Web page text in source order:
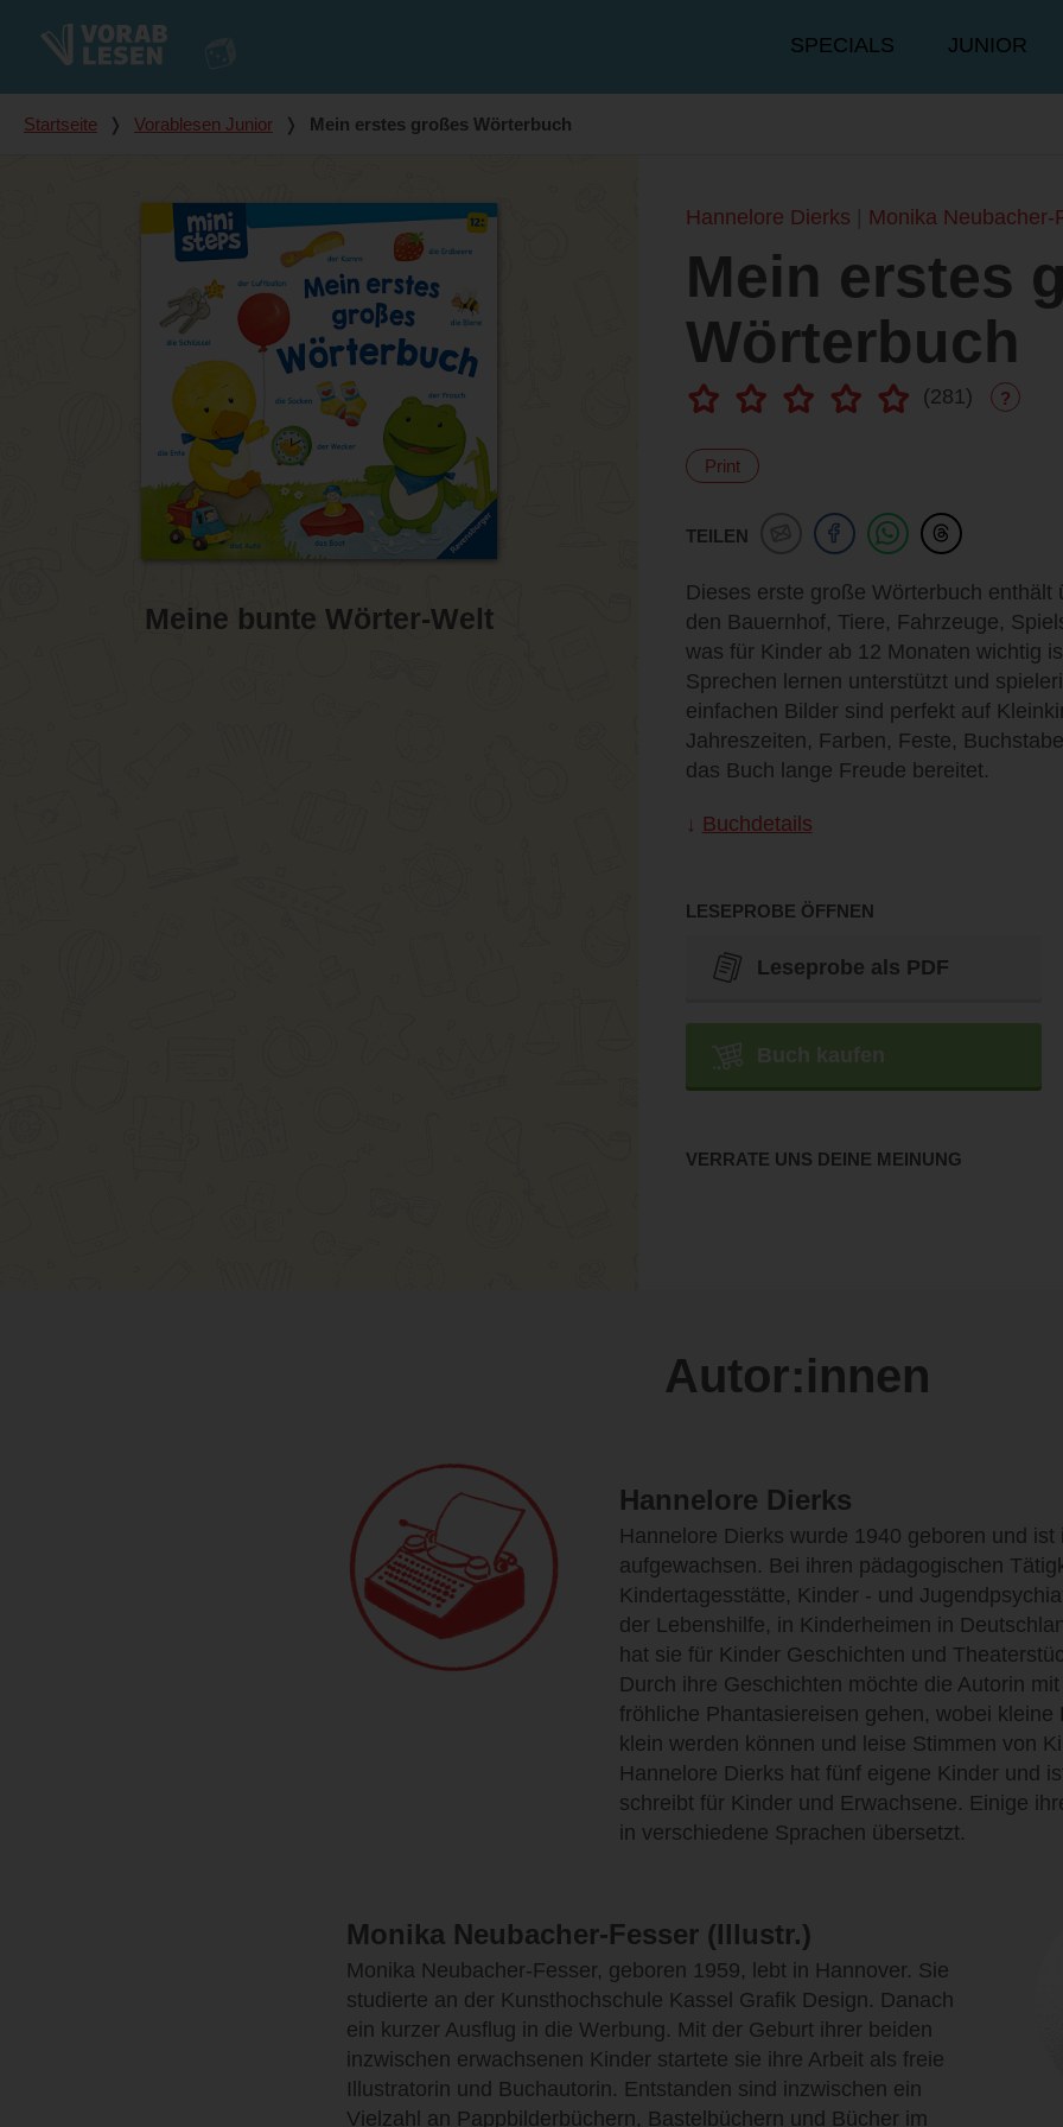
Hauptmenü
SPECIALS JUNIOR
Du bist hier
Startseite ❭ Vorablesen Junior ❭ Mein erstes großes Wörterbuch
Meine bunte Wörter-Welt
Hannelore Dierks Monika Neubacher-
Mein erstes
Wörterbuch
(281) ?
Print
TEILEN
Dieses erste große Wörterbuch
den Bauernhof, Tiere, Fahrzeuge,
was für Kinder ab 12 Monaten wichtig
Sprechen lernen unterstützt und
einfachen Bilder sind perfekt auf
Jahreszeiten, Farben, Feste,
das Buch lange Freude bereitet.
Buchdetails
LESEPROBE ÖFFNEN
Leseprobe als PDF
Buch kaufen
VERRATE UNS DEINE MEINUNG
Autor:innen
Hannelore Dierks
Hannelore Dierks wurde 1940 geboren und ist
aufgewachsen. Bei ihren pädagogischen
Kindertagesstätte, Kinder - und
der Lebenshilfe, in Kinderheimen in
hat sie für Kinder Geschichten und
Durch ihre Geschichten möchte die Autorin
fröhliche Phantasiereisen gehen, wobei
klein werden können und leise Stimmen von
Hannelore Dierks hat fünf eigene Kinder und
schreibt für Kinder und Erwachsene. Einige
in verschiedene Sprachen übersetzt.
Monika Neubacher-Fesser (Illustr.)
Monika Neubacher-Fesser, geboren 1959, lebt in Hannover. Sie
studierte an der Kunsthochschule Kassel Grafik Design. Danach
ein kurzer Ausflug in die Werbung. Mit der Geburt ihrer beiden
inzwischen erwachsenen Kinder startete sie ihre Arbeit als freie
Illustratorin und Buchautorin. Entstanden sind inzwischen ein
Vielzahl an Pappbilderbüchern, Bastelbüchern und Bücher im